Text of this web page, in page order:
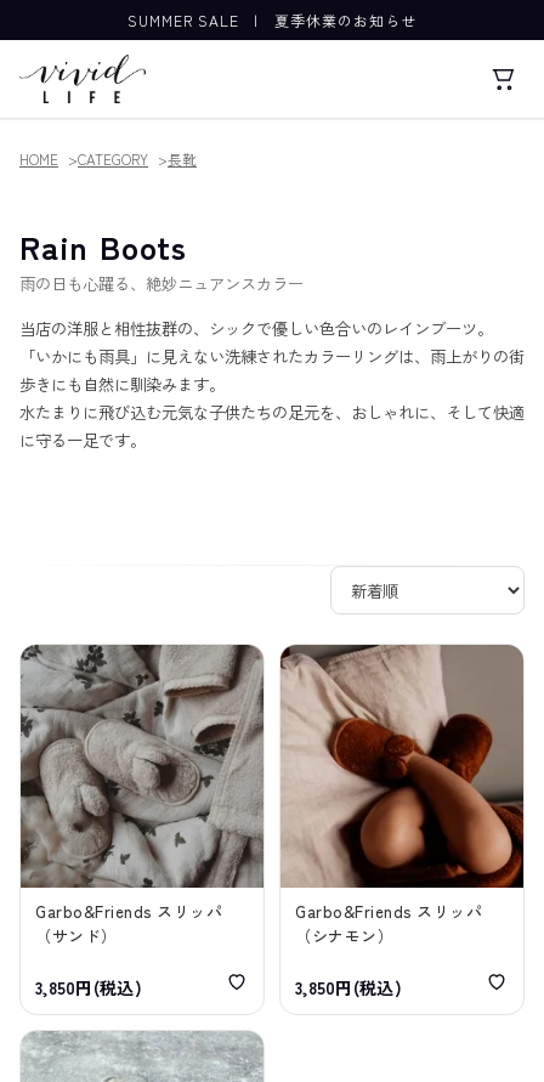
SUMMER SALE |夏季休業のお知らせ
HOME CATEGORY 長靴
Rain Boots
雨の日も心躍る、絶妙ニュアンスカラー
当店の洋服と相性抜群の、シックで優しい色合いのレインブーツ。
「いかにも雨具」に見えない洗練されたカラーリングは、雨上がりの街
歩きにも自然に馴染みます。
水たまりに飛び込む元気な子供たちの足元を、おしゃれに、そして快適
に守る一足です。
Garbo&Friends スリッパ
（サンド）
3,850円(税込)
Garbo&Friends スリッパ
（シナモン）
3,850円(税込)